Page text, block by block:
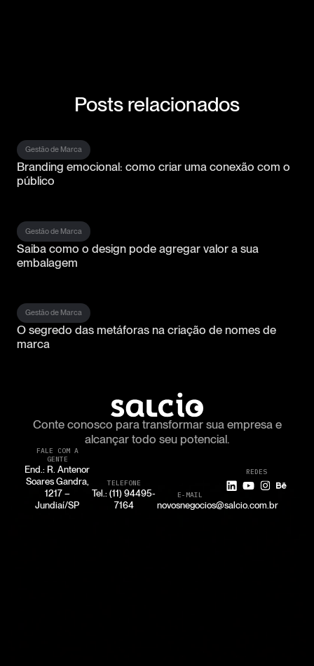
Posts relacionados
Gestão de Marca
Branding emocional: como criar uma conexão com o
público
Gestão de Marca
Saiba como o design pode agregar valor a sua
embalagem
Gestão de Marca
O segredo das metáforas na criação de nomes de
marca
Conte conosco para transformar sua empresa e
alcançar todo seu potencial.
FALE COM A
GENTE
End.: R. Antenor
Soares Gandra,
1217 –
Jundiaí/SP
TELEFONE
Tel.: (11) 94495-
7164
E-MAIL
novosnegocios@salcio.com.br
REDES